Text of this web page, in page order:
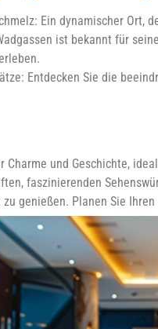
Ein dynamischer Ort,
ist bekannt für
Entdecken Sie die
Charme und Geschichte,
faszinierenden
genießen. Planen Sie